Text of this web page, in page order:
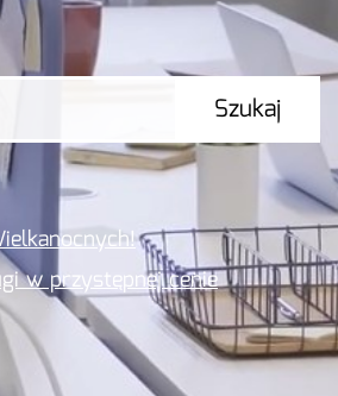
Szukaj
w przystępnej cenie